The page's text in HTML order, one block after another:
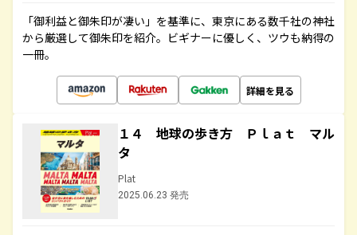
「御利益と御朱印が凄い」を基準に、東京にある数千社の神社
から厳選して御朱印を紹介。ビギナーに優しく、ツウも納得の
一冊。
詳細を見る
１４ 地球の歩き方 Ｐｌａｔ マル
タ
Plat
2025.06.23 発売